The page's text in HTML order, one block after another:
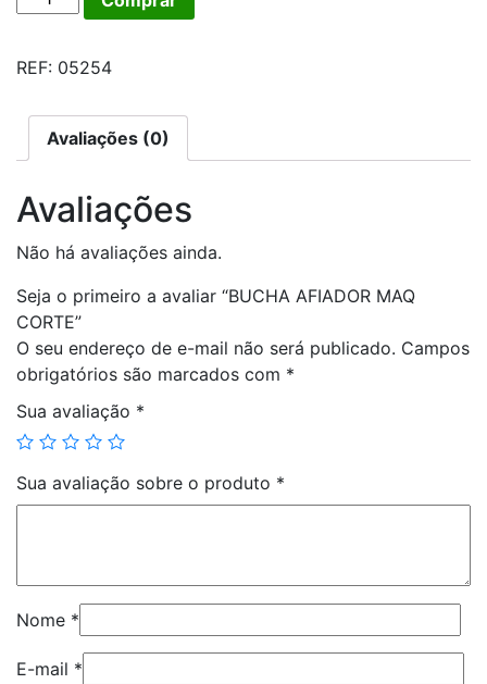
AFIADOR
CORTE
REF: 05254
Avaliações (0)
Avaliações
Não há avaliações ainda.
Seja o primeiro a avaliar “BUCHA AFIADOR MAQ
CORTE”
O seu endereço de e-mail não será publicado. Campos
obrigatórios são marcados com *
Sua avaliação *
Sua avaliação sobre o produto *
Nome *
E-mail *